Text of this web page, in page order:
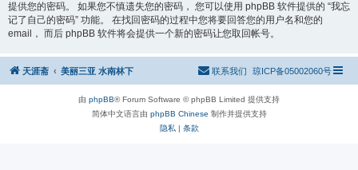
提供您的密码。 如果您不慎遗失您的密码， 您可以使用 phpBB 软件提供的 “我忘
记了自己的密码” 功能。 在找回密码的过程中您将要回答您的用户名和您的
email， 而后 phpBB 软件将会提供一个新的密码让您取回帐号。
天涯斋 美丽三亚 水南林下 琼ICP备05002060号
联系我们
由 phpBB® Forum Software © phpBB Limited 提供支持
简体中文语言由 phpBB Chinese 制作并提供支持
隐私 | 条款